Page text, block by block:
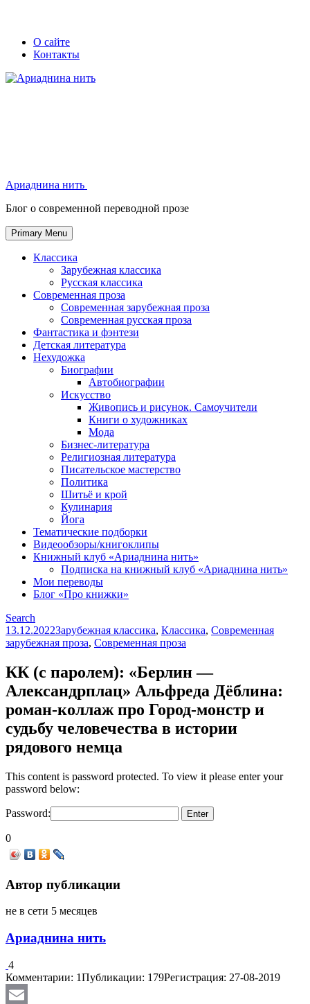
Skip
Secondary
left
navigation
Secondary
right
navigation
О сайте
Контакты
Ариаднина нить
Блог о современной переводной прозе
Primary Menu
Классика
Зарубежная классика
Русская классика
Современная проза
Современная зарубежная проза
Современная русская проза
Фантастика и фэнтези
Детская литература
Нехудожка
Биографии
Автобиографии
Искусство
Живопись и рисунок. Самоучители
Книги о художниках
Мода
Бизнес-литература
Религиозная литература
Писательское мастерство
Политика
Шитьё и крой
Кулинария
Йога
Тематические подборки
Видеообзоры/книгоклипы
Книжный клуб «Ариаднина нить»
Подписка на книжный клуб «Ариаднина нить»
Мои переводы
Блог «Про книжки»
Search
13.12.2022Зарубежная классика, Классика, Современная
зарубежная проза, Современная проза
КК (с паролем): «Берлин —
Александрплац» Альфреда Дёблина:
роман-коллаж про Город-монстр и
судьбу человечества в истории
рядового немца
This content is password protected. To view it please enter your
password below:
Password:
0
Автор публикации
не в сети 5 месяцев
Ариаднина нить
4
Комментарии: 1Публикации: 179Регистрация: 27-08-2019